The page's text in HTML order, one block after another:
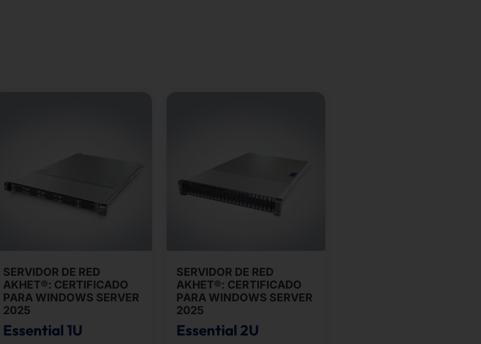
SERVIDOR DE RED
AKHET®: CERTIFICADO
PARA WINDOWS SERVER
2025
Essential 1U
SERVIDOR DE RED
AKHET®: CERTIFICADO
PARA WINDOWS SERVER
2025
Essential 2U